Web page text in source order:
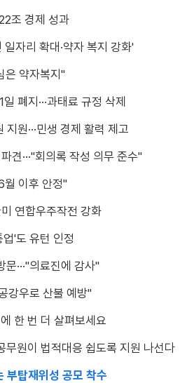
조 경제 성과
일자리 확대·약자 복지 강화'
은 약자복지"
폐지···과태료 규정 삭제
원···민생 경제 활력 제고
견···"회의록 작성 의무 준수"
월 이후 안정"
미 연합우주작전 강화
업'도 유턴 인정
···"의료진에 감사"
강우로 산불 예방"
한 번 더 살펴보세요
무원이 법적대응 쉽도록 지원 나선다
부탑재위성 공모 착수